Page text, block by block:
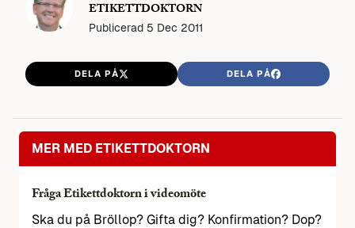
ETIKETTDOKTORN
Publicerad 5 Dec 2011
DELA PÅ DELA PÅ
MER MED ETIKETTDOKTORN
Fråga Etikettdoktorn i videomöte
Ska du på Bröllop? Gifta dig? Konfirmation? Dop?